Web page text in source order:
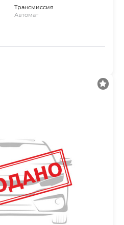
Трансмиссия
Автомат